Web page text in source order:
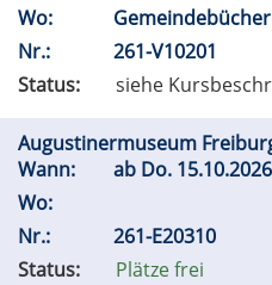
Wo:
Nr.:
261-V10201
Status:
siehe
Augustinermuseum
Wann:
ab Do.
Wo:
Nr.:
261-E20310
Status:
Plätze frei